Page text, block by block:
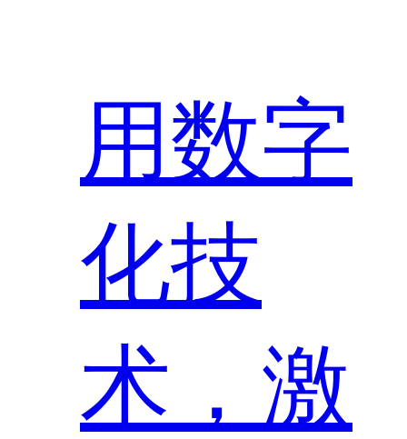
用数字
化技
术，激